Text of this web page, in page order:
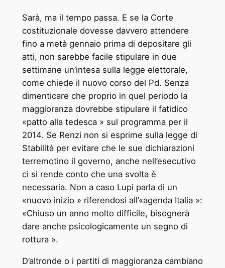
Sarà, ma il tempo passa. E se la Corte
costituzionale dovesse davvero attendere
fino a metà gennaio prima di depositare gli
atti, non sarebbe facile stipulare in due
settimane un’intesa sulla legge elettorale,
come chiede il nuovo corso del Pd. Senza
dimenticare che proprio in quel periodo la
maggioranza dovrebbe stipulare il fatidico
«patto alla tedesca » sul programma per il
2014. Se Renzi non si esprime sulla legge di
Stabilità per evitare che le sue dichiarazioni
terremotino il governo, anche nell’esecutivo
ci si rende conto che una svolta è
necessaria. Non a caso Lupi parla di un
«nuovo inizio » riferendosi all’«agenda Italia »:
«Chiuso un anno molto difficile, bisognerà
dare anche psicologicamente un segno di
rottura ».
D’altronde o i partiti di maggioranza cambiano